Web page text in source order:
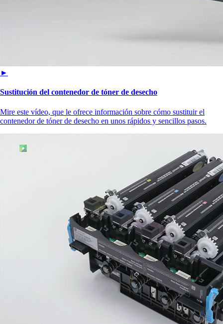
►
Sustitución del contenedor de tóner de desecho
Mire este vídeo, que le ofrece información sobre cómo sustituir el
contenedor de tóner de desecho en unos rápidos y sencillos pasos.